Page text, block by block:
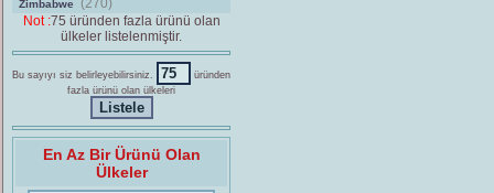
Zimbabwe
(270)
Not :75 üründen fazla ürünü olan
ülkeler listelenmiştir.
Bu sayıyı siz belirleyebilirsiniz.
üründen
fazla ürünü olan ülkeleri
En Az Bir Ürünü Olan
Ülkeler